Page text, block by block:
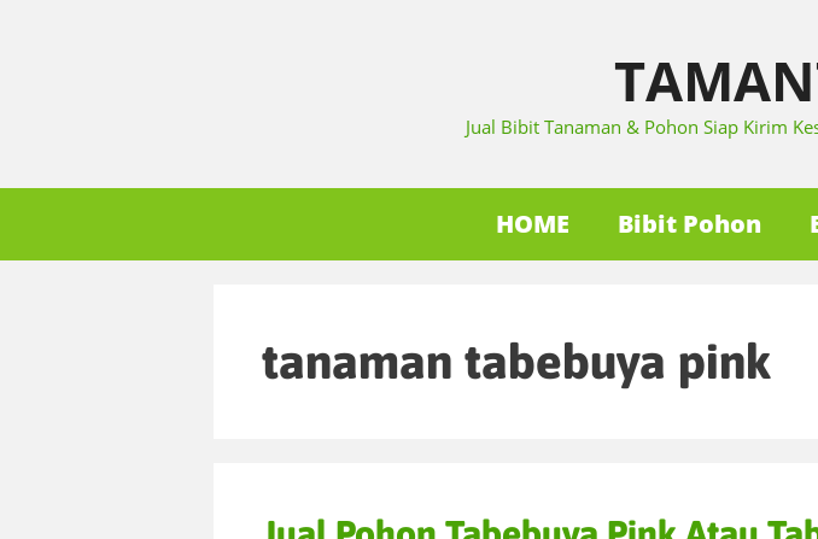
Jual Bibit Tanaman & Pohon Siap Kirim
HOME Bibit Pohon
tanaman tabebuya pink